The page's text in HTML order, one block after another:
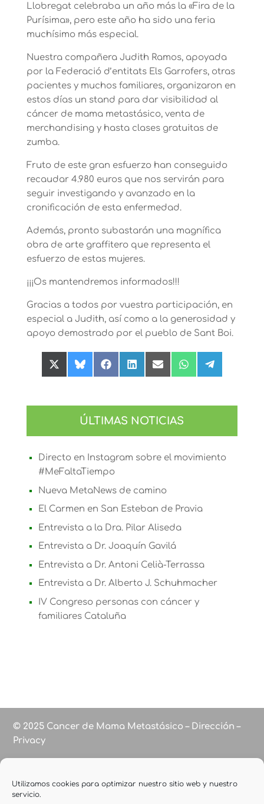
Utilizamos cookies para optimizar nuestro sitio web y nuestro
servicio.
Llobregat celebraba un año más la «Fira de la
Purísima», pero este año ha sido una feria
muchísimo más especial.
Nuestra compañera Judith Ramos, apoyada
por la Federació d’entitats Els Garrofers, otras
pacientes y muchos familiares, organizaron en
estos días un stand para dar visibilidad al
cáncer de mama metastásico, venta de
merchandising y hasta clases gratuitas de
zumba.
Fruto de este gran esfuerzo han conseguido
recaudar 4.980 euros que nos servirán para
seguir investigando y avanzado en la
cronificación de esta enfermedad.
Además, pronto subastarán una magnífica
obra de arte graffitero que representa el
esfuerzo de estas mujeres.
¡¡¡Os mantendremos informados!!!
Gracias a todos por vuestra participación, en
especial a Judith, así como a la generosidad y
apoyo demostrado por el pueblo de Sant Boi.
Compartir
en
Compartir
en
Compartir
en
Compartir
en
Compartir
en
Compartir
en
Compartir
en
ÚLTIMAS NOTICIAS
Directo en Instagram sobre el movimiento
#MeFaltaTiempo
Nueva MetaNews de camino
El Carmen en San Esteban de Pravia
Entrevista a la Dra. Pilar Aliseda
Entrevista a Dr. Joaquín Gavilá
Entrevista a Dr. Antoni Celià-Terrassa
Entrevista a Dr. Alberto J. Schuhmacher
IV Congreso personas con cáncer y
familiares Cataluña
© 2025 Cancer de Mama Metastásico – Dirección –
Privacy